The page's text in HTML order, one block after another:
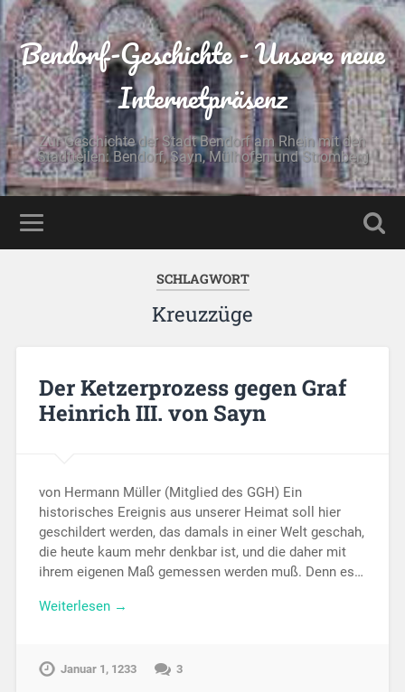
Bendorf-Geschichte - Unsere neue
Internetpräsenz
Zur Geschichte der Stadt Bendorf am Rhein mit den
Stadtteilen: Bendorf, Sayn, Mülhofen und Stromberg
SCHLAGWORT
Kreuzzüge
Der Ketzerprozess gegen Graf
Heinrich III. von Sayn
von Hermann Müller (Mitglied des GGH) Ein
historisches Ereignis aus unserer Heimat soll hier
geschildert werden, das damals in einer Welt geschah,
die heute kaum mehr denkbar ist, und die daher mit
ihrem eigenen Maß gemessen werden muß. Denn es…
Weiterlesen →
Januar 1, 1233 3